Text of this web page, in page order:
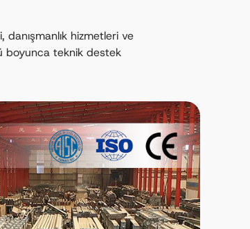
hizmetleri ve
boyunca teknik destek